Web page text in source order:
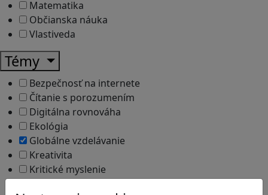
Matematika
Občianska náuka
Vlastiveda
Témy
Bezpečnosť na internete
Čítanie s porozumením
Digitálna rovnováha
Ekológia
Globálne vzdelávanie
Kreativita
Kritické myslenie